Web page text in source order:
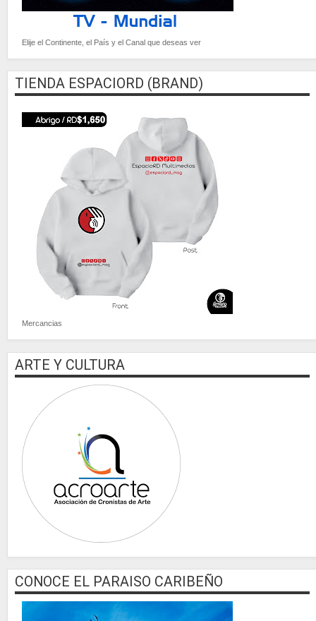
Elije el Continente, el País y el Canal que deseas ver
TIENDA ESPACIORD (BRAND)
Mercancias
ARTE Y CULTURA
CONOCE EL PARAISO CARIBEÑO